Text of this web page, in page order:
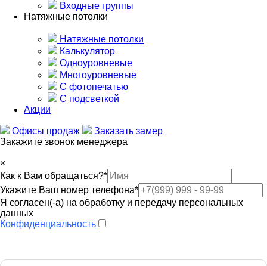
Входные группы
Натяжные потолки
Натяжные потолки
Калькулятор
Одноуровневые
Многоуровневые
С фотопечатью
С подсветкой
Акции
Офисы продаж
Заказать замер
Закажите звонок менеджера
×
Как к Вам обращаться?*
Укажите Ваш номер телефона*
Я согласен(-а) на обработку и передачу персональных
данных
Конфиденциальность